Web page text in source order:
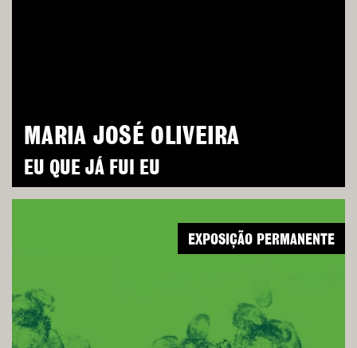
MARIA JOSÉ OLIVEIRA
EU QUE JÁ FUI EU
EXPOSIÇÃO PERMANENTE